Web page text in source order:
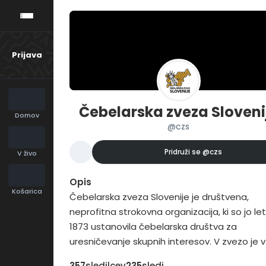
Prijava
Domov
V živo
Košarica
Čebelarska zveza
@czs
Pridruži se @czs
Opis
Čebelarska zveza Slovenije je društvena,
neprofitna strokovna organizacija, ki so jo
1873 ustanovila čebelarska društva za
uresničevanje skupnih interesov. V zvezo je